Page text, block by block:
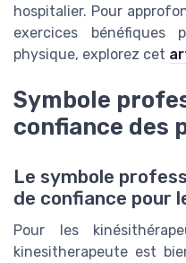
hospitalier. Pour
exercices bénéfiques
physique, explorez cet
Symbole
confiance des
Le symbole
de confiance pour
Pour les
kinesitherapeute est